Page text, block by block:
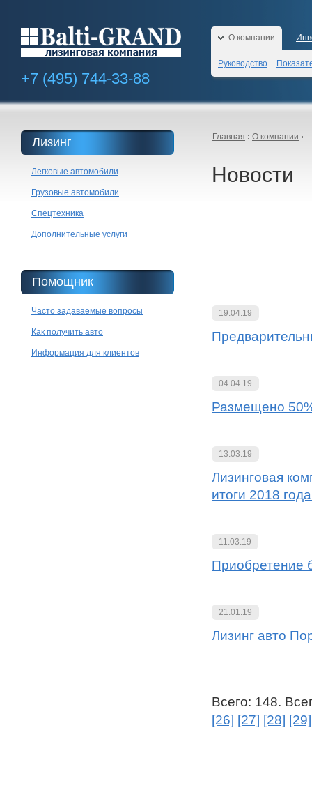
О компании
Руководство
+7 (495) 744-33-88
Главная О компании
Новости
19.04.19
04.04.19
Размещено
13.03.19
Лизинговая
итоги 2018
11.03.19
21.01.19
Лизинг авто
Всего: 148.
[26] [27] [28] [29]
Лизинг
Легковые автомобили
Грузовые автомобили
Спецтехника
Дополнительные услуги
Помощник
Часто задаваемые вопросы
Как получить авто
Информация для клиентов